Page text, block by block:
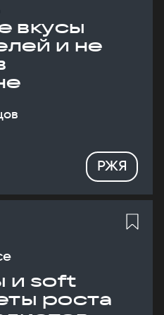
вкусы
и не
РЖЯ
и soft
роста